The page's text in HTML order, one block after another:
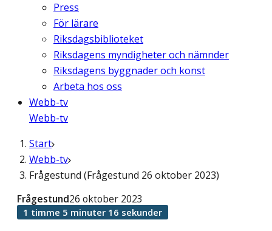
Press
För lärare
Riksdagsbiblioteket
Riksdagens myndigheter och nämnder
Riksdagens byggnader och konst
Arbeta hos oss
Webb-tv
Webb-tv
Start
Webb-tv
Frågestund (Frågestund 26 oktober 2023)
Frågestund26 oktober 2023
1 timme 5 minuter 16 sekunder